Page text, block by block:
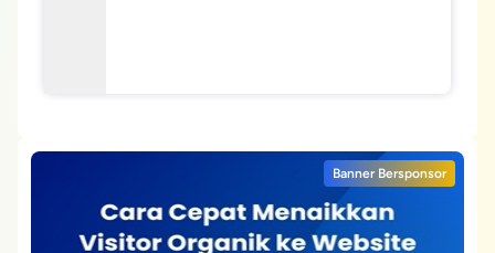
Banner Bersponsor